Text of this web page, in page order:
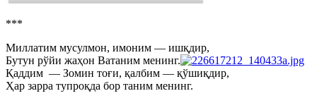
***
Миллатим мусулмон, имоним — ишқдир,
Бутун рўйи жаҳон Ватаним менинг.
Қаддим — Зомин тоғи, қалбим — қўшиқдир,
Ҳар зарра тупроқда бор таним менинг.